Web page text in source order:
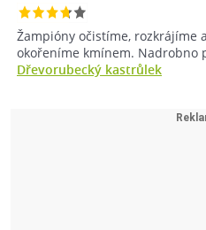
Žampióny očistíme, rozkrájíme
okořeníme kmínem. Nadrobno
Dřevorubecký kastrůlek